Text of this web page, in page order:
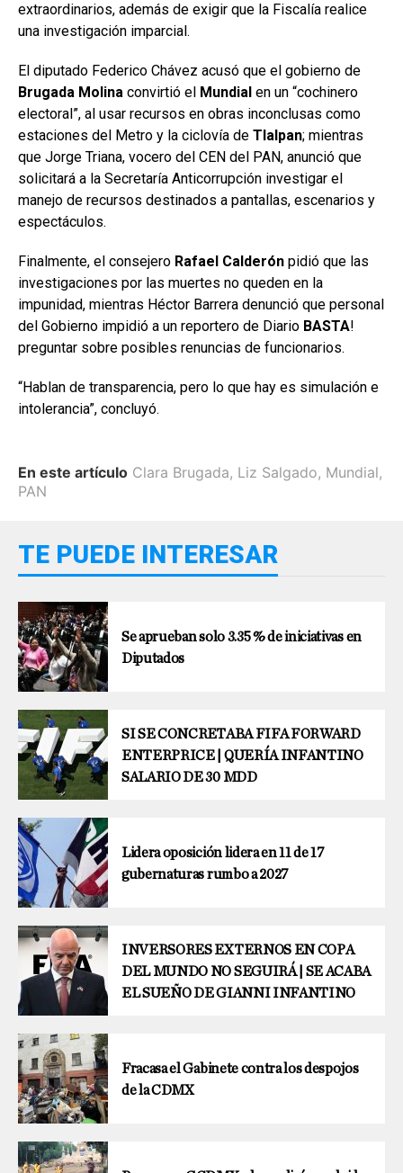
extraordinarios, además de exigir que la Fiscalía realice
una investigación imparcial.
El diputado Federico Chávez acusó que el gobierno de
Brugada Molina convirtió el Mundial en un “cochinero
electoral”, al usar recursos en obras inconclusas como
estaciones del Metro y la ciclovía de Tlalpan; mientras
que Jorge Triana, vocero del CEN del PAN, anunció que
solicitará a la Secretaría Anticorrupción investigar el
manejo de recursos destinados a pantallas, escenarios y
espectáculos.
Finalmente, el consejero Rafael Calderón pidió que las
investigaciones por las muertes no queden en la
impunidad, mientras Héctor Barrera denunció que personal
del Gobierno impidió a un reportero de Diario BASTA!
preguntar sobre posibles renuncias de funcionarios.
“Hablan de transparencia, pero lo que hay es simulación e
intolerancia”, concluyó.
En este artículo Clara Brugada, Liz Salgado, Mundial,
PAN
TE PUEDE INTERESAR
Se aprueban solo 3.35 % de iniciativas en
Diputados
SI SE CONCRETABA FIFA FORWARD
ENTERPRICE | QUERÍA INFANTINO
SALARIO DE 30 MDD
Lidera oposición lidera en 11 de 17
gubernaturas rumbo a 2027
INVERSORES EXTERNOS EN COPA
DEL MUNDO NO SEGUIRÁ | SE ACABA
EL SUEÑO DE GIANNI INFANTINO
Fracasa el Gabinete contra los despojos
de la CDMX